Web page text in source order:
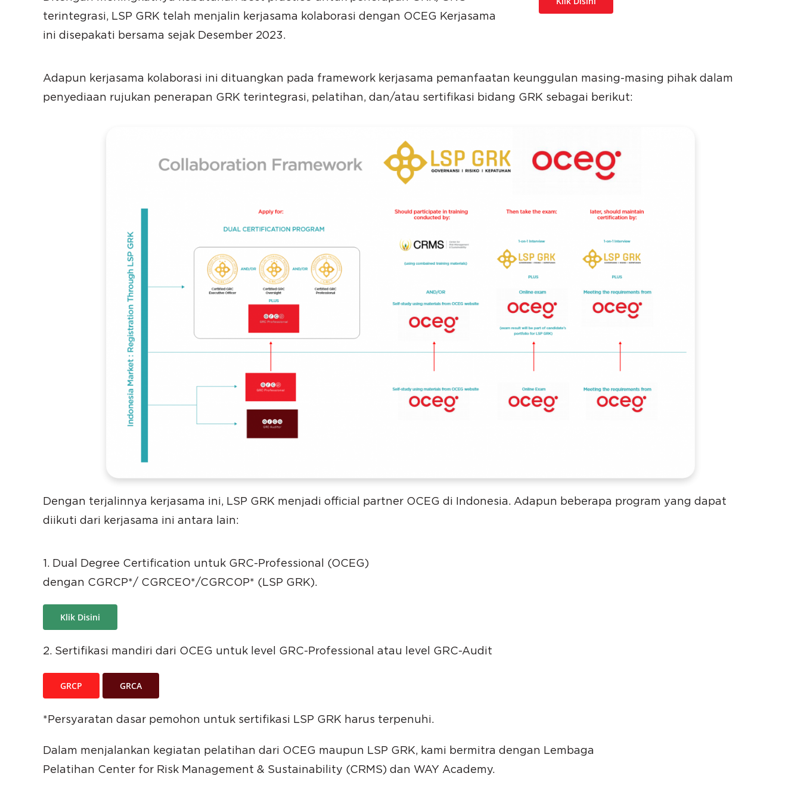
terintegrasi, LSP GRK telah menjalin kerjasama kolaborasi dengan OCEG Kerjasama
ini disepakati bersama sejak Desember 2023.
Adapun kerjasama kolaborasi ini dituangkan pada framework kerjasama pemanfaatan keunggulan masing-masing pihak dalam
penyediaan rujukan penerapan GRK terintegrasi, pelatihan, dan/atau sertifikasi bidang GRK sebagai berikut:
Dengan terjalinnya kerjasama ini, LSP GRK menjadi official partner OCEG di Indonesia. Adapun beberapa program yang dapat
diikuti dari kerjasama ini antara lain:
1. Dual Degree Certification untuk GRC-Professional (OCEG)
dengan CGRCP*/ CGRCEO*/CGRCOP* (LSP GRK).
Klik Disini
2. Sertifikasi mandiri dari OCEG untuk level GRC-Professional atau level GRC-Audit
GRCP GRCA
*Persyaratan dasar pemohon untuk sertifikasi LSP GRK harus terpenuhi.
Dalam menjalankan kegiatan pelatihan dari OCEG maupun LSP GRK, kami bermitra dengan Lembaga
Pelatihan Center for Risk Management & Sustainability (CRMS) dan WAY Academy.